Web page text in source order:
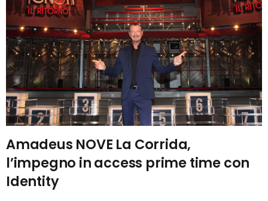
Amadeus NOVE La Corrida,
l’impegno in access prime time con
Identity